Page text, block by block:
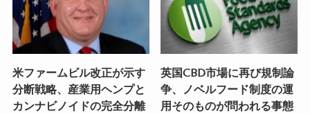
米ファームビル改正が示す
分断戦略、産業用ヘンプと
カンナビノイドの完全分離
英国CBD市場に再び規制論
争、ノベルフード制度の運
用そのものが問われる事態